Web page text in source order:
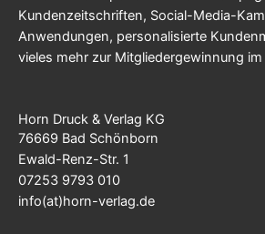
Kundenzeitschriften, Social-Media-
Anwendungen, personalisierte
vieles mehr zur Mitgliedergewinnung
Horn Druck & Verlag KG
76669 Bad Schönborn
Ewald-Renz-Str. 1
07253 9793 010
info(at)horn-verlag.de